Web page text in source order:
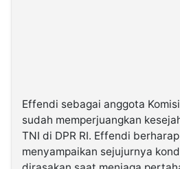
Effendi sebagai anggota
sudah memperjuangkan
TNI di DPR RI. Effendi
menyampaikan sejujurnya